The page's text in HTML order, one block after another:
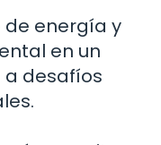
de energía y
en un
a desafíos